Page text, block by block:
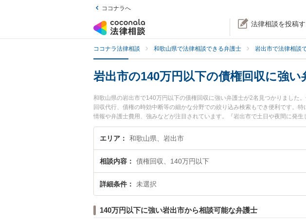
ココナラへ
法律相談を投稿す
ココナラ法律相談 和歌山県で法律相談できる弁護士 岩出市で法律相談
岩出市の140万円以下の債権回収に強い
和歌山県の岩出市で140万円以下の債権回収に強い弁護士が2名見つかりました
回収代行、債権の時効中断等の細かな分野での絞り込み検索もでき便利です。
情報や弁護士費用、強みなどが注目されています。『岩出市で土日や夜間に発
収のトラブル解決の実績豊富な近くの弁護士を検索したい』『初回相談無料で
者さんにおすすめです。
エリア 和歌山県、岩出市
相談内容 債権回収、140万円以下
詳細条件 未選択
140万円以下に強い岩出市から相談可能な弁護士